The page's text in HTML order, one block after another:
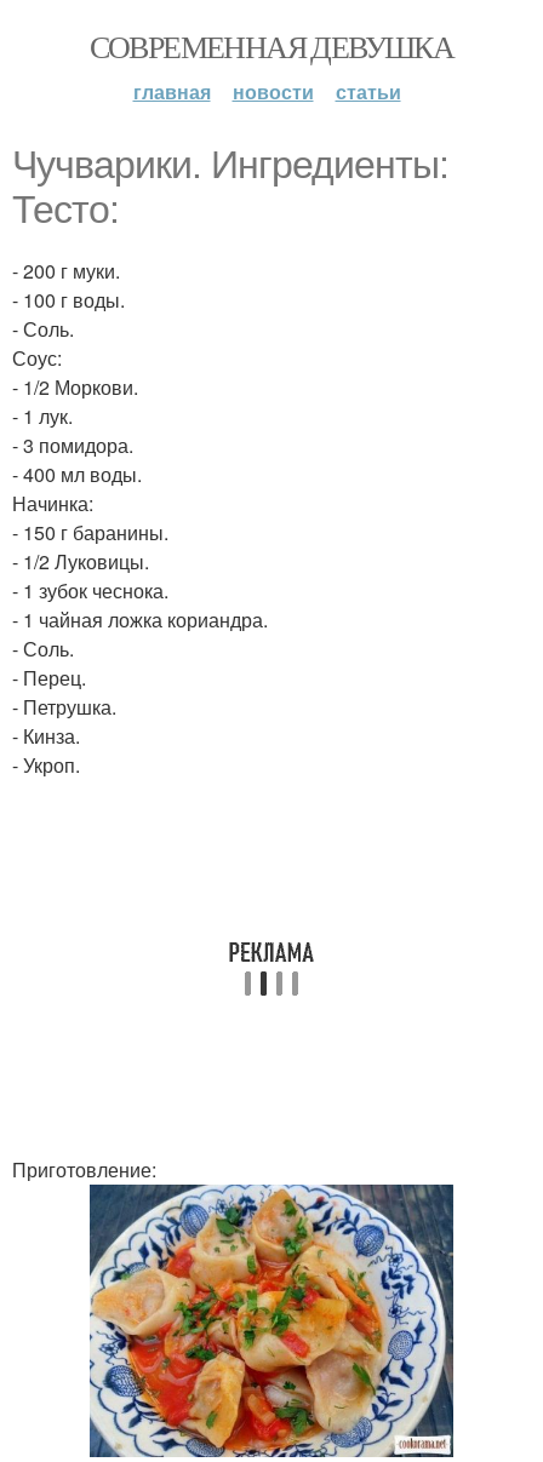
СОВРЕМЕННАЯ ДЕВУШКА
главная новости статьи
Чучварики. Ингредиенты:
Тесто:
- 200 г муки.
- 100 г воды.
- Соль.
Соус:
- 1/2 Моркови.
- 1 лук.
- 3 помидора.
- 400 мл воды.
Начинка:
- 150 г баранины.
- 1/2 Луковицы.
- 1 зубок чеснока.
- 1 чайная ложка кориандра.
- Соль.
- Перец.
- Петрушка.
- Кинза.
- Укроп.
Приготовление: